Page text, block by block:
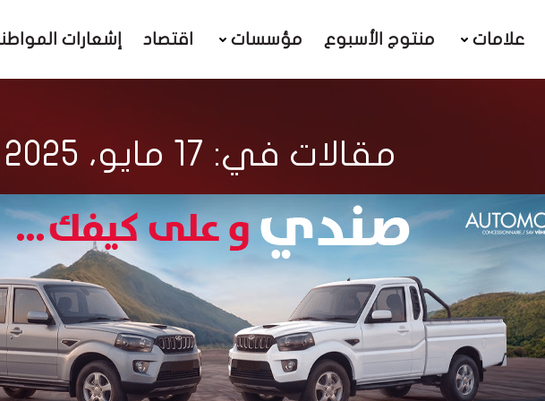
علامات منتوج الأسبوع مؤسسات اقتصاد إشعارات
مقالات في: 17 مايو، 2025